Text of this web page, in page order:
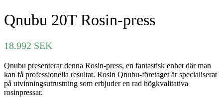
Qnubu 20T Rosin-press
18.992 SEK
Qnubu presenterar denna Rosin-press, en fantastisk enhet där man
kan få professionella resultat. Rosin Qnubu-företaget är specialiserat
på utvinningsutrustning som erbjuder en rad högkvalitativa
rosinpressar.